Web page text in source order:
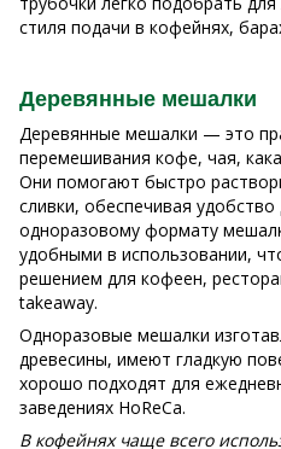
стиля подачи в кофейнях,
Деревянные мешалки
Деревянные мешалки — это
перемешивания кофе, чая,
Они помогают быстро
сливки, обеспечивая удобство
одноразовому формату
удобными в использовании,
решением для кофеен,
takeaway.
Одноразовые мешалки
древесины, имеют гладкую
хорошо подходят для
заведениях HoReCa.
В кофейнях чаще всего